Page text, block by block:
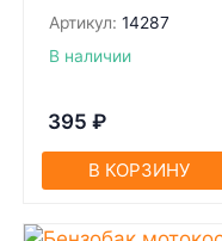
Артикул: 14287
В наличии
395 ₽
В КОРЗИНУ